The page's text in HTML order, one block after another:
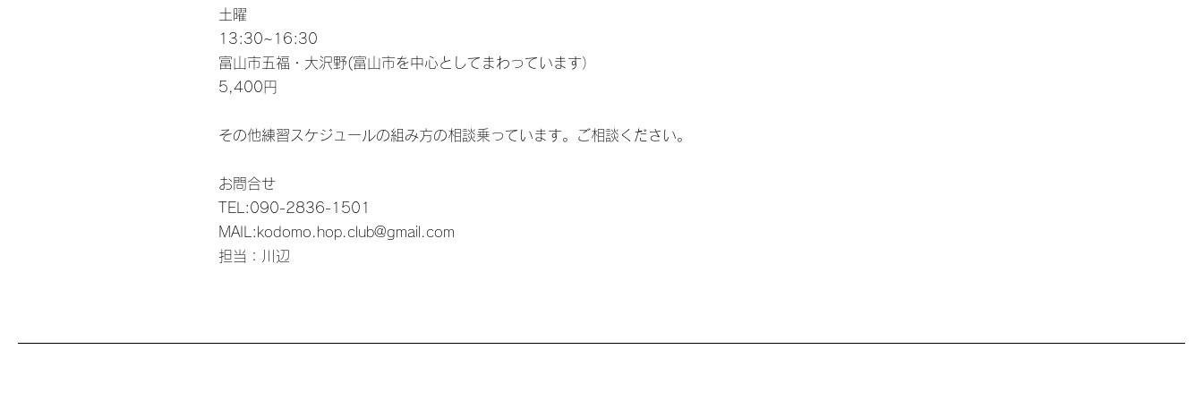
土曜
13:30~16:30
富山市五福・大沢野(富山市を中心としてまわっています）
5,400円
その他練習スケジュールの組み方の相談乗っています。ご相談ください。
お問合せ
TEL:090-2836-1501
MAIL: kodomo.hop.club@gmail.com
​担当：川辺